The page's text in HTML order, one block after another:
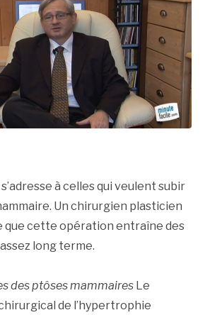
à celles qui veulent subir
Un chirurgien plasticien
que cette opération entraîne des
long terme.
des ptôses mammaires Le
de l’hypertrophie